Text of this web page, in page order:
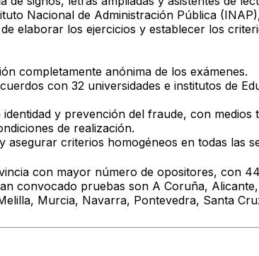
Nacional de Administración Pública (INAP)
elaborar los ejercicios y establecer los
completamente anónima de los exámenes.
con 32 universidades e institutos de
y prevención del fraude, con medios
de realización.
criterios homogéneos en todas las
con mayor número de opositores, con
convocado pruebas son A Coruña,
Murcia, Navarra, Pontevedra, Santa